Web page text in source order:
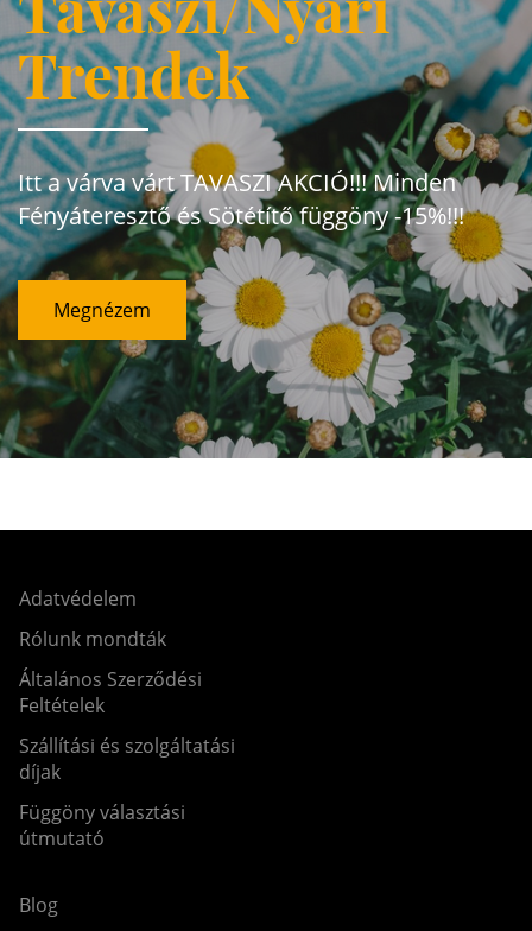
Trendek
Itt a várva várt TAVASZI AKCIÓ!!! Minden
Fényáteresztő és Sötétítő függöny -15%!!!
Megnézem
Adatvédelem
Rólunk mondták
Általános Szerződési
Feltételek
Szállítási és szolgáltatási
díjak
Függöny választási
útmutató
Blog